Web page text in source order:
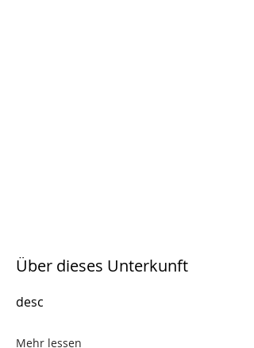
Über dieses Unterkunft
desc
Mehr lessen